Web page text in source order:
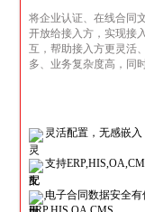
将企业认证、在线合同
开放给接入方，实现接
互，帮助接入方更灵活
多、业务复杂度高，同
灵活配置，无感嵌入
支持
电子合同数据安全有